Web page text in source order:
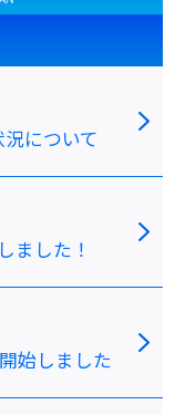
について
ました！
始しました